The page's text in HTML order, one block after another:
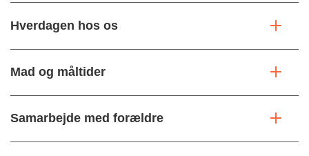
Hverdagen hos os
Mad og måltider
Samarbejde med forældre